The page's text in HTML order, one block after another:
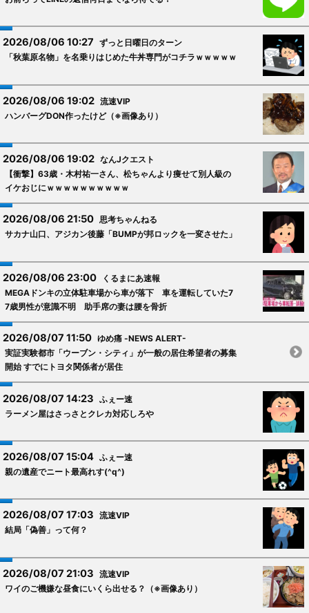
2026/08/06 10:27ずっと日曜日のターン
「秋葉原名物」を名乗りはじめた牛丼専門がコチラｗｗｗｗｗ
2026/08/06 19:02流速VIP
ハンバーグDON作ったけど（※画像あり）
2026/08/06 19:02なんJクエスト
【衝撃】63歳・木村祐一さん、松ちゃんより痩せて別人級の
イケおじにｗｗｗｗｗｗｗｗｗｗ
2026/08/06 21:50思考ちゃんねる
サカナ山口、アジカン後藤「BUMPが邦ロックを一変させた」
2026/08/06 23:00くるまにあ速報
MEGAドンキの立体駐車場から車が落下 車を運転していた7
7歳男性が意識不明 助手席の妻は腰を骨折
2026/08/07 11:50ゆめ痛 -NEWS ALERT-
実証実験都市「ウーブン・シティ」が一般の居住希望者の募集
開始 すでにトヨタ関係者が居住
2026/08/07 14:23ふぇー速
ラーメン屋はさっさとクレカ対応しろや
2026/08/07 15:04ふぇー速
親の遺産でニート最高れす(^q^)
2026/08/07 17:03流速VIP
結局「偽善」って何？
2026/08/07 21:03流速VIP
ワイのご機嫌な昼食にいくら出せる？（※画像あり）